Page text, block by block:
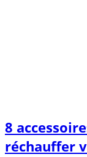
8
réchauffer